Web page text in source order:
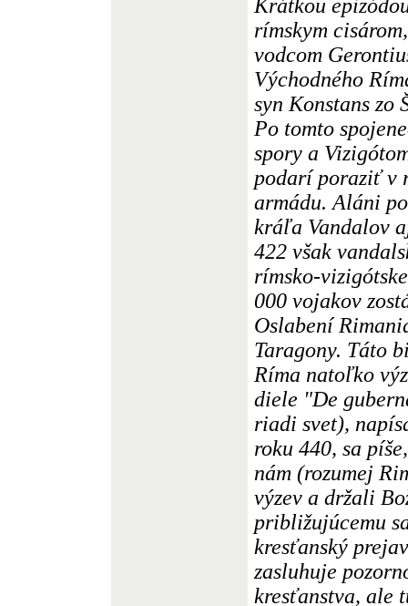
Krátkou
rímskym
vodcom
Východného
syn Konstans zo
Po tomto
spory a
podarí poraziť v
armádu. Aláni
kráľa Vandalov
422 však
rímsko-
000 vojakov
Oslabení
Taragony. Táto
Ríma natoľko
diele "De
riadi svet),
roku 440, sa
nám (rozumej
výzev a držali
približujúcemu
kresťanský
zasluhuje
kresťanstva, ale